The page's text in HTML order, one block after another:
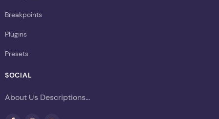
Breakpoints
Plugins
Presets
SOCIAL
About Us Descriptions...